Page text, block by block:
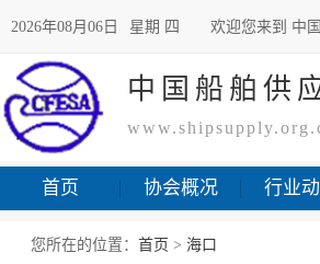
2026年08月06日 星期 四 欢迎您来到 中
中国船舶供
首页 协会概况 行业
您所在的位置： 首页 > 海口